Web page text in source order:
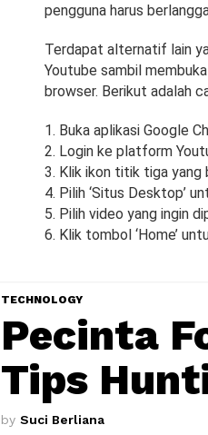
pengguna harus
Terdapat alternatif lain
Youtube sambil
browser. Berikut adalah
Buka aplikasi Google
Login ke platform
Klik ikon titik tiga yang
Pilih ‘Situs Desktop’
Pilih video yang ingin
Klik tombol ‘Home’
TECHNOLOGY
Pecinta
Tips
by Suci Berliana